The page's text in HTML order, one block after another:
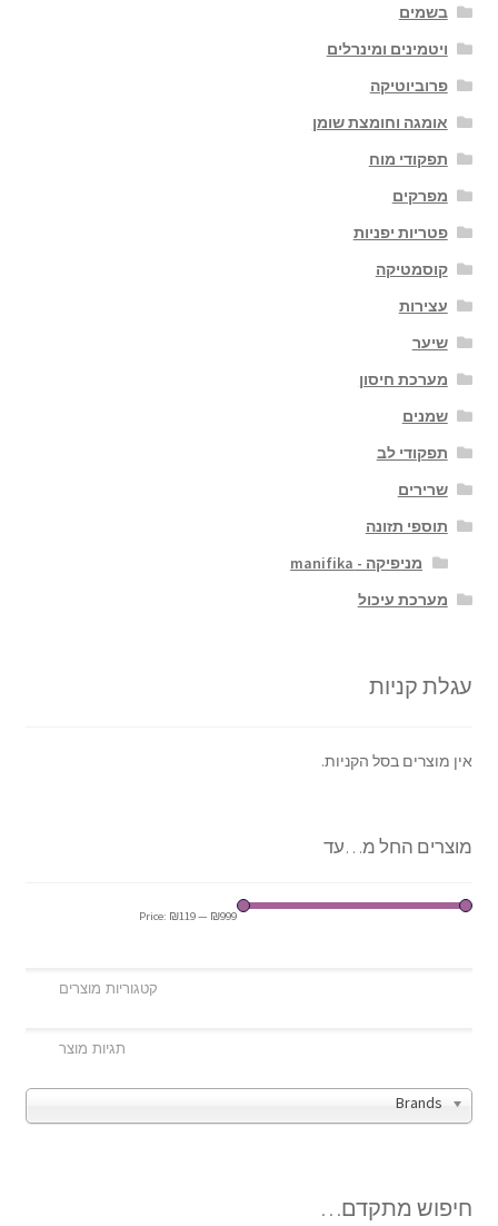
בשמים
ויטמינים ומינרלים
פרוביוטיקה
אומגה וחומצת שומן
תפקודי מוח
מפרקים
פטריות יפניות
קוסמטיקה
עצירות
שיער
מערכת חיסון
שמנים
תפקודי לב
שרירים
תוספי תזונה
מניפיקה - manifika
מערכת עיכול
עגלת קניות
אין מוצרים בסל הקניות.
מוצרים החל מ…עד
Price: ₪119— ₪999
Brands
חיפוש מתקדם…